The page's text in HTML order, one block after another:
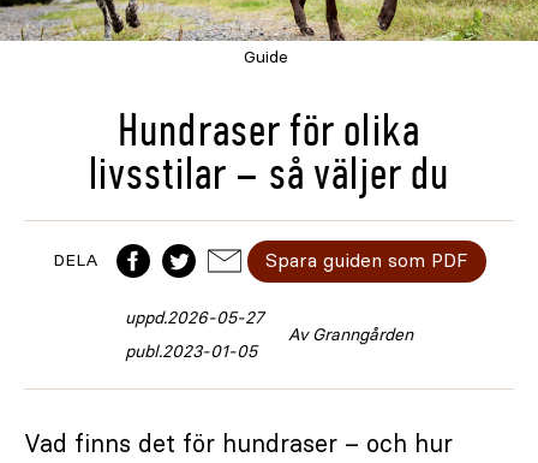
Guide
Hundraser för olika
livsstilar – så väljer du
DELA Spara guiden som PDF
publ.2023-01-05
uppd.2026-05-27
Av Granngården
Vad finns det för hundraser – och hur